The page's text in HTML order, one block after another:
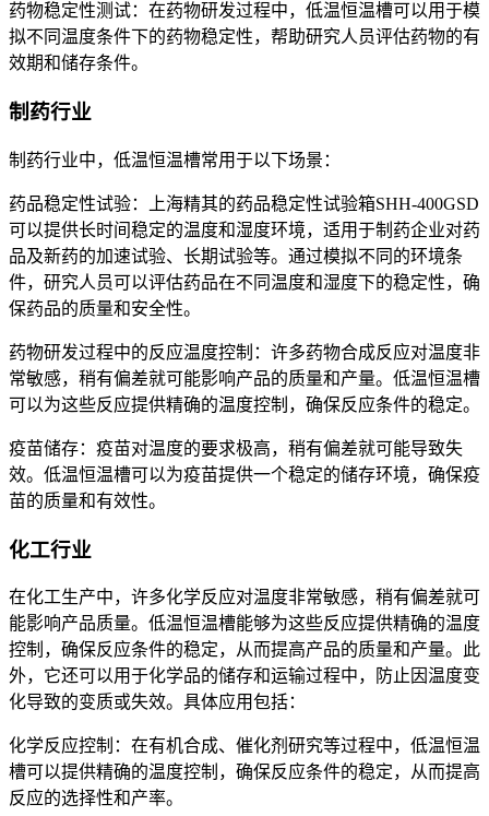
药物稳定性测试：在药物研发过程中，低温恒温槽可以用于模
拟不同温度条件下的药物稳定性，帮助研究人员评估药物的有
效期和储存条件。
制药行业
制药行业中，低温恒温槽常用于以下场景：
药品稳定性试验：上海精其的药品稳定性试验箱SHH-400GSD
可以提供长时间稳定的温度和湿度环境，适用于制药企业对药
品及新药的加速试验、长期试验等。通过模拟不同的环境条
件，研究人员可以评估药品在不同温度和湿度下的稳定性，确
保药品的质量和安全性。
药物研发过程中的反应温度控制：许多药物合成反应对温度非
常敏感，稍有偏差就可能影响产品的质量和产量。低温恒温槽
可以为这些反应提供精确的温度控制，确保反应条件的稳定。
疫苗储存：疫苗对温度的要求极高，稍有偏差就可能导致失
效。低温恒温槽可以为疫苗提供一个稳定的储存环境，确保疫
苗的质量和有效性。
化工行业
在化工生产中，许多化学反应对温度非常敏感，稍有偏差就可
能影响产品质量。低温恒温槽能够为这些反应提供精确的温度
控制，确保反应条件的稳定，从而提高产品的质量和产量。此
外，它还可以用于化学品的储存和运输过程中，防止因温度变
化导致的变质或失效。具体应用包括：
化学反应控制：在有机合成、催化剂研究等过程中，低温恒温
槽可以提供精确的温度控制，确保反应条件的稳定，从而提高
反应的选择性和产率。